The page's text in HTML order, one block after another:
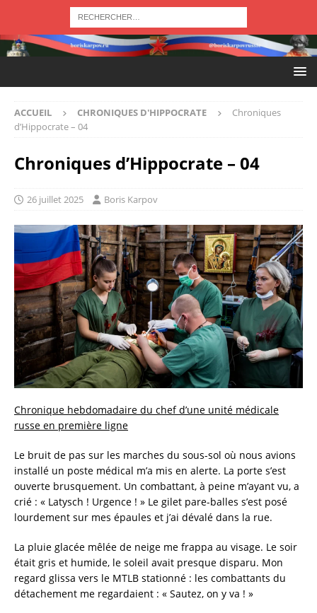
ACCUEIL CHRONIQUES D'HIPPOCRATE
Chroniques
d’Hippocrate – 04
Chroniques d’Hippocrate – 04
26 juillet 2025 Boris Karpov
Chronique hebdomadaire du chef d’une unité médicale
russe en première ligne
Le bruit de pas sur les marches du sous-sol où nous avions
installé un poste médical m’a mis en alerte. La porte s’est
ouverte brusquement. Un combattant, à peine m’ayant vu, a
crié : « Latysch ! Urgence ! » Le gilet pare-balles s’est posé
lourdement sur mes épaules et j’ai dévalé dans la rue.
La pluie glacée mêlée de neige me frappa au visage. Le soir
était gris et humide, le soleil avait presque disparu. Mon
regard glissa vers le MTLB stationné : les combattants du
détachement me regardaient : « Sautez, on y va ! »